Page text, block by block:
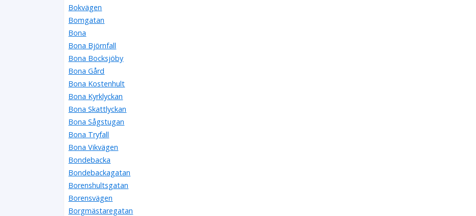
Bokvägen
Bomgatan
Bona
Bona Björnfall
Bona Bocksjöby
Bona Gård
Bona Kostenhult
Bona Kyrklyckan
Bona Skattlyckan
Bona Sågstugan
Bona Tryfall
Bona Vikvägen
Bondebacka
Bondebackagatan
Borenshultsgatan
Borensvägen
Borgmästaregatan